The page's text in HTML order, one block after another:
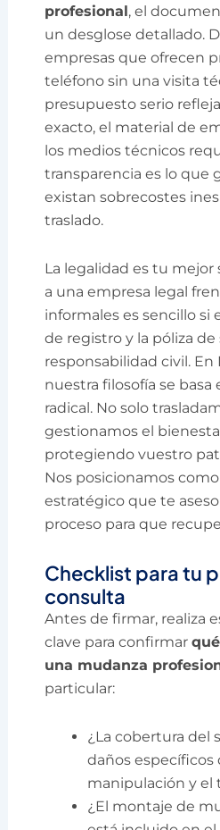
profesional , el
un desglose detallado.
empresas que ofrecen
teléfono sin una visita
presupuesto serio
exacto, el material de
los medios técnicos
transparencia es lo que
existan sobrecostes
traslado.
La legalidad es tu
a una empresa legal
informales es sencillo si
de registro y la póliza
responsabilidad civil. En
nuestra filosofía se basa
radical. No solo
gestionamos el
protegiendo vuestro
Nos posicionamos
estratégico que te
proceso para que
Checklist para tu
consulta
Antes de firmar, realiza
clave para confirmar
una mudanza
particular:
¿La cobertura del
daños específicos
manipulación y el
¿El montaje de